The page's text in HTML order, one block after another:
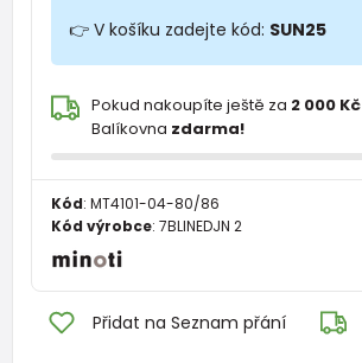
👉 V košíku zadejte kód: SUN25
Pokud nakoupíte ještě za 2 000 Kč
Balíkovna zdarma!
Kód: MT4101-04-80/86
Kód výrobce: 7BLINEDJN 2
Přidat na Seznam přání